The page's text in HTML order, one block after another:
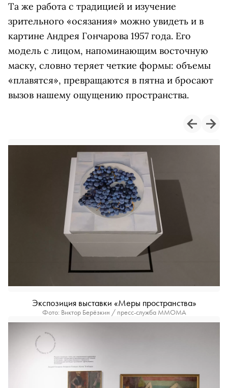
Та же работа с традицией и изучение
зрительного «осязания» можно увидеть и в
картине Андрея Гончарова 1957 года. Его
модель с лицом, напоминающим восточную
маску, словно теряет четкие формы: объемы
«плавятся», превращаются в пятна и бросают
вызов нашему ощущению пространства.
Экспозиция выставки «Меры пространства»
Фото: Виктор Берёзкин / пресс-служба ММОМА